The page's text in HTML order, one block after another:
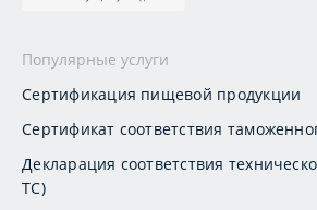
Популярные услуги
Сертификация пищевой продукции
Сертификат соответствия
Декларация соответствия
ТС)